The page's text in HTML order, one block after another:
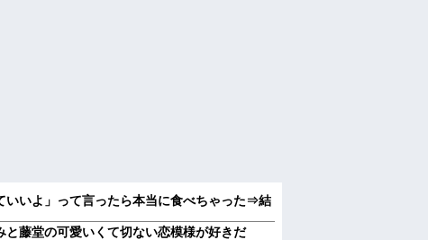
いいよ」って言ったら本当に食べちゃった⇒結
と藤堂の可愛いくて切ない恋模様が好きだ